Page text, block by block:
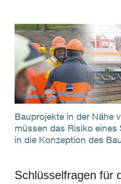
Bauprojekte in der Nähe
müssen das Risiko eines
in die Konzeption des
Schlüsselfragen für